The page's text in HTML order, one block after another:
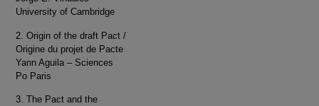
University of Cambridge
2. Origin of the draft Pact /
Origine du projet de Pacte
Yann Aguila – Sciences
Po Paris
3. The Pact and the